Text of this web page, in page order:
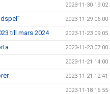
2023-11-30 19:02
2023-11-29 06:00
till mars 2024 2023-11-23 09:05
2023-11-23 07:00
2023-11-21 14:00
2023-11-21 12:41
2023-11-18 16:55